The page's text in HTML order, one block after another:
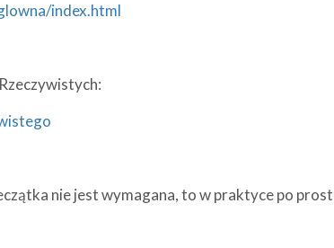
index.html
nie jest wymagana, to w praktyce po